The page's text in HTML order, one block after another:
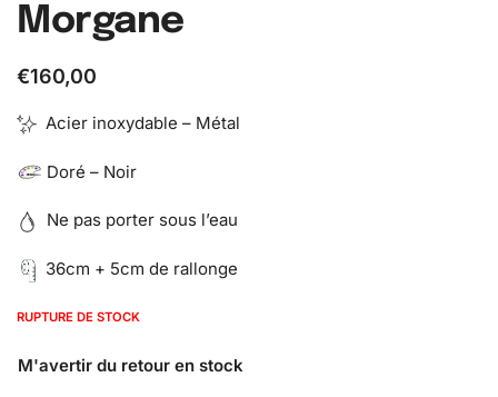
Morgane
€160,00
Acier inoxydable – Métal
Doré – Noir
Ne pas porter sous l’eau
36cm + 5cm de rallonge
RUPTURE DE STOCK